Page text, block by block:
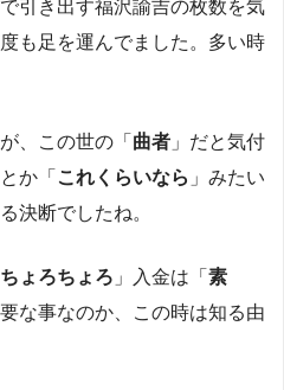
引き出す福沢諭吉の枚数を気
も足を運んでました。多い時
、この世の「 曲者 」だと気付
か「 これくらいなら 」みたい
決断でしたね。
ちょろちょろ 」入金は「 素
な事なのか、この時は知る由